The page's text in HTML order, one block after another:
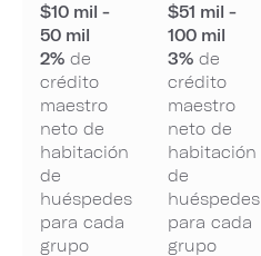
$10 mil -
50 mil
2% de
crédito
maestro
neto de
habitación
de
huéspedes
para cada
grupo
$51 mil -
100 mil
3% de
crédito
maestro
neto de
habitación
de
huéspedes
para cada
grupo